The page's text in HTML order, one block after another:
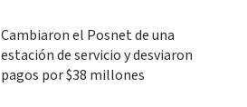
Cambiaron el Posnet de una
estación de servicio y desviaron
pagos por $38 millones